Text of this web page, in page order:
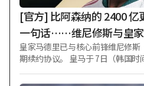
随后形成一出局一、三垒有人的
队守住胜利。金元重次日在接受
[官方] 比阿森纳的 2400
一句话……维尼修斯与皇
年，“再留 6年”
皇家马德里已与核心前锋维尼修
期续约协议。 皇马于 7日（韩国
日。维尼修斯自 2018年加盟后原